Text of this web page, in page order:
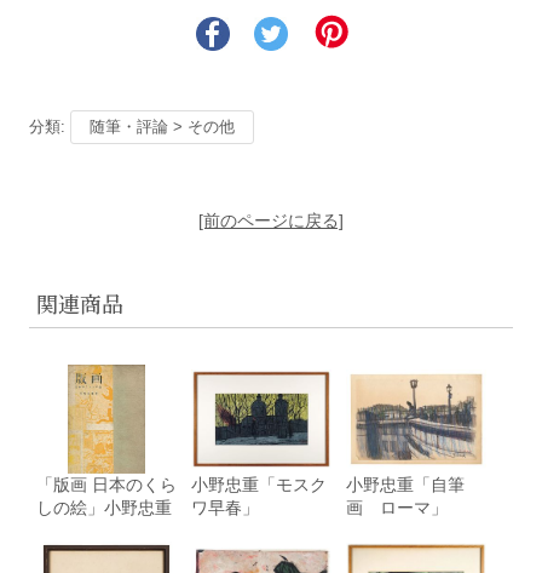
分類: 随筆・評論 > その他
[前のページに戻る]
関連商品
「版画 日本のくら
しの絵」小野忠重
小野忠重「モスク
ワ早春」
小野忠重「自筆
画 ローマ」